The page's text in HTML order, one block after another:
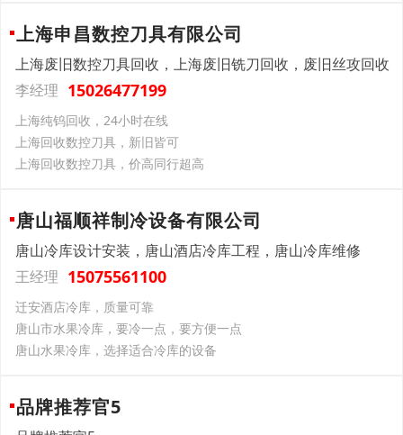
上海申昌数控刀具有限公司
上海废旧数控刀具回收，上海废旧铣刀回收，废旧丝攻回收
李经理 15026477199
上海纯钨回收，24小时在线
上海回收数控刀具，新旧皆可
上海回收数控刀具，价高同行超高
唐山福顺祥制冷设备有限公司
唐山冷库设计安装，唐山酒店冷库工程，唐山冷库维修
王经理 15075561100
迁安酒店冷库，质量可靠
唐山市水果冷库，要冷一点，要方便一点
唐山水果冷库，选择适合冷库的设备
品牌推荐官5